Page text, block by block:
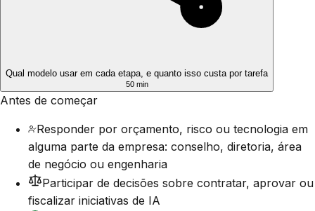
Qual modelo usar em cada etapa, e quanto isso custa por tarefa
50 min
Antes de começar
Responder por orçamento, risco ou tecnologia em
alguma parte da empresa: conselho, diretoria, área
de negócio ou engenharia
Participar de decisões sobre contratar, aprovar ou
fiscalizar iniciativas de IA